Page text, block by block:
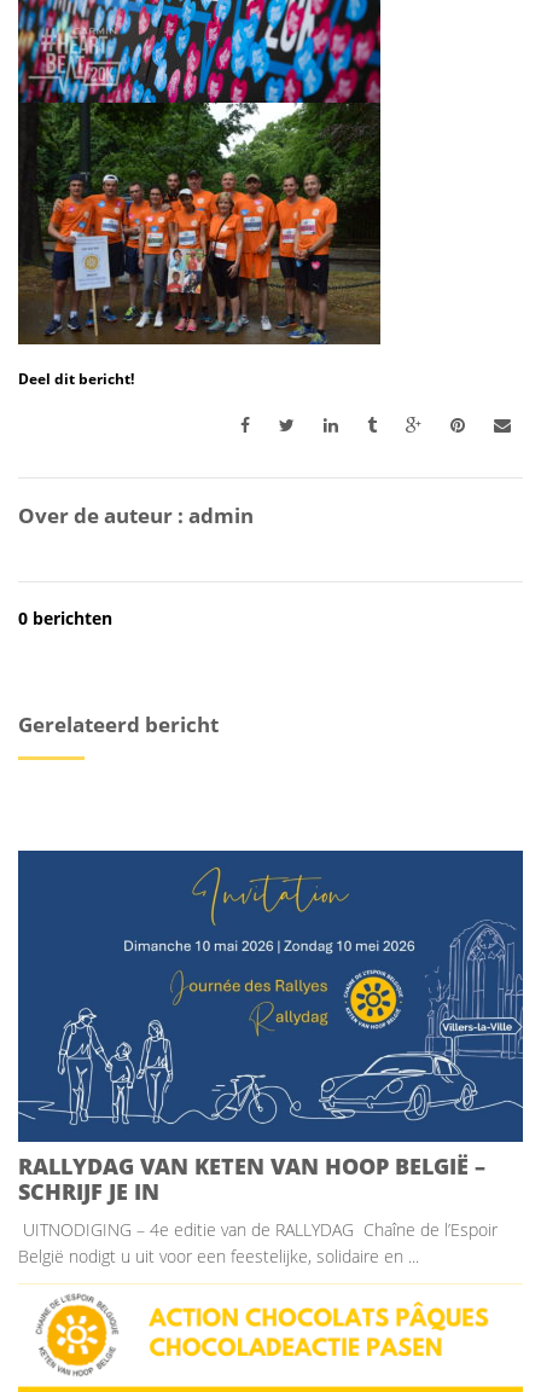
Deel dit bericht!
Over de auteur : admin
0 berichten
Gerelateerd bericht
RALLYDAG VAN KETEN VAN HOOP BELGIË –
SCHRIJF JE IN
UITNODIGING – 4e editie van de RALLYDAG Chaîne de l’Espoir
België nodigt u uit voor een feestelijke, solidaire en ...